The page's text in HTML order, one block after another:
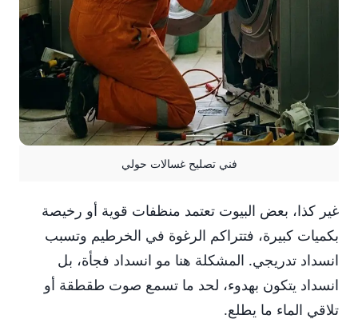
فني تصليح غسالات حولي
غير كذا، بعض البيوت تعتمد منظفات قوية أو رخيصة
بكميات كبيرة، فتتراكم الرغوة في الخرطيم وتسبب
انسداد تدريجي. المشكلة هنا مو انسداد فجأة، بل
انسداد يتكون بهدوء، لحد ما تسمع صوت طقطقة أو
تلاقي الماء ما يطلع.